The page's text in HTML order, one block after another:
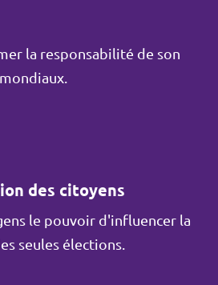
la responsabilité de son
des citoyens
le pouvoir d'influencer la
seules élections.